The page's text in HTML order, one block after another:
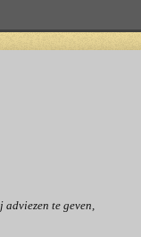
te geven,